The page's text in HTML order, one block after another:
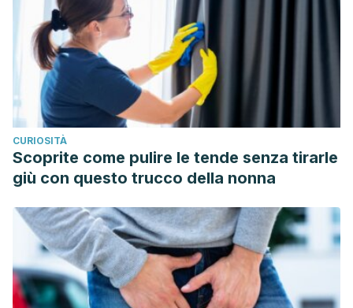
Wikiera A, Grabacka M, Byczyński Ł, Stodolak B et al.
Enzymatically Extracted Apple Pectin Possesses
Antioxidant and Antitumor Activity. Molecules. 2021 Mar
6;26(5):1434.
CURIOSITÀ
Scoprite come pulire le tende senza tirarle
giù con questo trucco della nonna